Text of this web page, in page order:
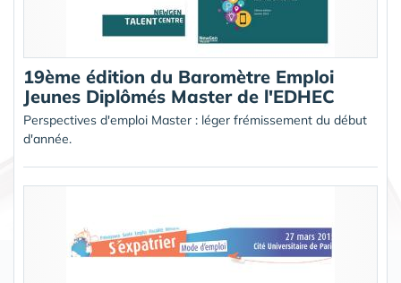
19ème édition du Baromètre Emploi
Jeunes Diplômés Master de l'EDHEC
Perspectives d'emploi Master : léger frémissement du début
d'année.